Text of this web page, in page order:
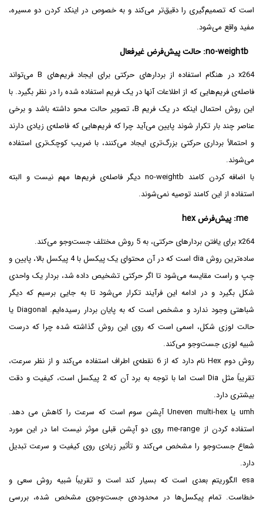
است که تصمیم‌گیری را دقیق‌تر می‌کند و به خصوص در اینکد کردن دو مسیره،
مفید واقع می‌شود.
no-weightb: حالت پیش‌فرض غیرفعال
x264 در هنگام استفاده از بردارهای حرکتی برای ایجاد فریم‌های B می‌تواند
فاصله‌ی فریم‌هایی که از اطلاعات آنها در یک فریم استفاده شده را در نظر بگیرد. با
این روش احتمال اینکه در یک فریم B، تصویر حالت محو داشته باشد و برخی
عناصر چند بار تکرار شوند پایین می‌آید چرا که فریم‌هایی که فاصله‌ی زیادی دارند
و احتمالاً برداری حرکتی بزرگ‌تری ایجاد می‌کنند، با ضریب کوچک‌تری استفاده
می‌شوند.
با اضافه کردن کامند no-weightb دیگر فاصله‌ی فریم‌ها مهم نیست و البته
استفاده از این کامند توصیه نمی‌شوند.
me: پیش‌فرض hex
x264 برای یافتن بردارهای حرکتی، به 5 روش مختلف جست‌وجو می‌کند.
ساده‌ترین روش dia است که در آن محتوای یک پیکسل با 4 پیکسل بالا، پایین و
چپ و راست مقایسه می‌شود تا اگر حرکتی تشخیص داده شد، بردار یک واحدی
شکل بگیرد و در ادامه این فرآیند تکرار می‌شود تا به جایی برسیم که دیگر
شباهتی وجود ندارد و مشخص است که به پایان بردار رسیده‌ایم. Diagonal یا
حالت لوزی شکل، اسمی است که روی این روش گذاشته شده چرا که درست
شبیه لوزی جست‌وجو می‌کند.
روش دوم Hex نام دارد که از 6 نقطه‌ی اطراف استفاده می‌کند و از نظر سرعت،
تقریباً مثل Dia است اما با توجه به برد آن که 2 پیکسل است، کیفیت و دقت
بیشتری دارد.
umh یا Uneven multi-hex آپشن سوم است که سرعت را کاهش می دهد.
استفاده کردن از me-range روی دو آپشن قبلی موثر نیست اما در این مورد
شعاع جست‌وجو را مشخص می‌کند و تأثیر زیادی روی کیفیت و سرعت تبدیل
دارد.
esa الگوریتم بعدی است که بسیار کند است و تقریباً شبیه روش سعی و
خطاست. تمام پیکسل‌ها در محدوده‌ی جست‌وجوی مشخص شده، بررسی